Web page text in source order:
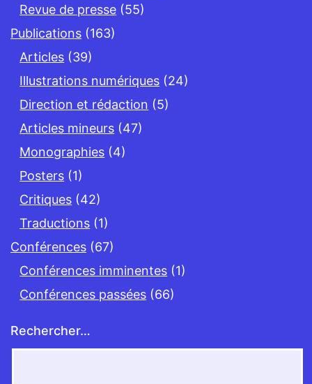
Revue de presse (55)
Publications (163)
Articles (39)
Illustrations numériques (24)
Direction et rédaction (5)
Articles mineurs (47)
Monographies (4)
Posters (1)
Critiques (42)
Traductions (1)
Conférences (67)
Conférences imminentes (1)
Conférences passées (66)
Rechercher…